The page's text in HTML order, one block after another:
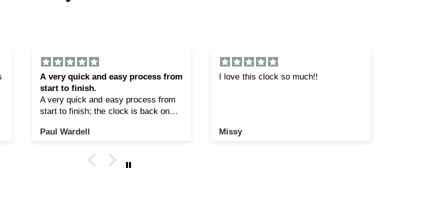
I love this clock so much!!
Missy
Awesome product would have been
darrell wagenman